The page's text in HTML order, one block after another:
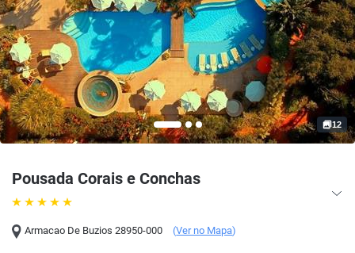
Pousada Corais e Conchas
Armacao De Buzios 28950-000 (Ver no Mapa)
12